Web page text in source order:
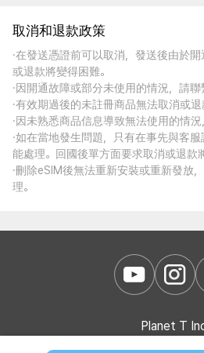
取消和退款政策
·在發送憑證前可以取消，發送後由於
或退款將變得困難。
·因開通故障或部分未使用的情況，請聯
·有效期過後的未註冊商品無法取消或退
·因未熟悉商品信息導致無法使用的情況
·如在當地發生問題，只有在事先與客
能處理。回國後單方面要求取消或退款
·刪除eSIM後無法重新安裝或重新發放
理。
Planet T